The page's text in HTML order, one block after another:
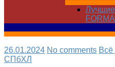
Лучшие
26.01.2024 No comments Всё
СПбХЛ